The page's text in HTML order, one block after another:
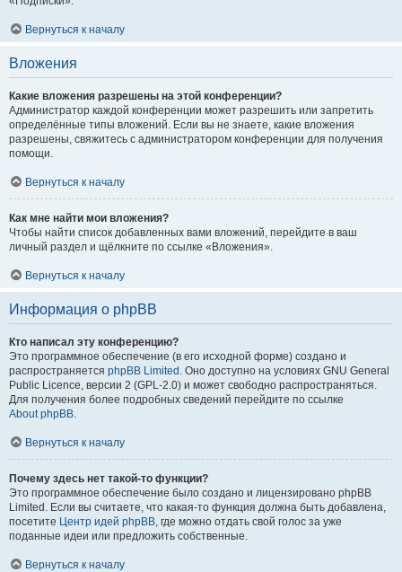
Вернуться к началу
Вложения
Какие вложения разрешены на этой конференции?
Администратор каждой конференции может разрешить или запретить
определённые типы вложений. Если вы не знаете, какие вложения
разрешены, свяжитесь с администратором конференции для получения
помощи.
Вернуться к началу
Как мне найти мои вложения?
Чтобы найти список добавленных вами вложений, перейдите в ваш
личный раздел и щёлкните по ссылке «Вложения».
Вернуться к началу
Информация о phpBB
Кто написал эту конференцию?
Это программное обеспечение (в его исходной форме) создано и
распространяется phpBB Limited . Оно доступно на условиях GNU General
Public Licence, версии 2 (GPL-2.0) и может свободно распространяться.
Для получения более подробных сведений перейдите по ссылке
About phpBB.
Вернуться к началу
Почему здесь нет такой-то функции?
Это программное обеспечение было создано и лицензировано phpBB
Limited. Если вы считаете, что какая-то функция должна быть добавлена,
посетите Центр идей phpBB, где можно отдать свой голос за уже
поданные идеи или предложить собственные.
Вернуться к началу